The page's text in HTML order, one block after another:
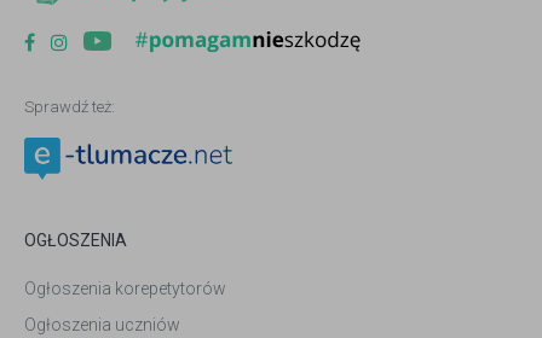
Sprawdź też:
OGŁOSZENIA
Ogłoszenia korepetytorów
Ogłoszenia uczniów